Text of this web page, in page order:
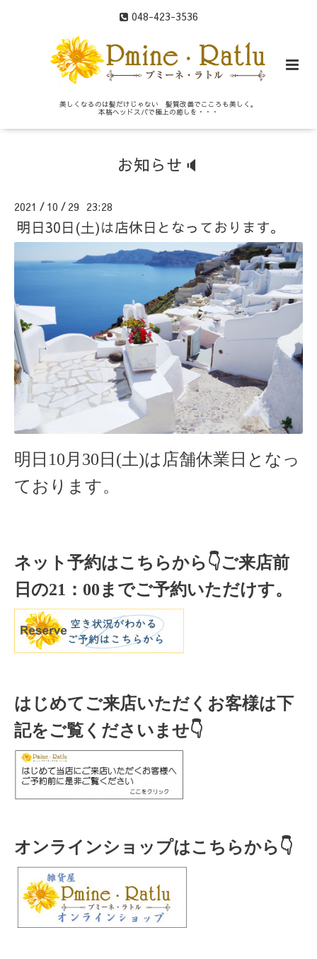
048-423-3536
美しくなるのは髪だけじゃない 髪質改善でこころも美しく。
本格ヘッドスパで極上の癒しを・・・
お知らせ🔈
2021 / 10 / 29 23:28
明日30日(土)は店休日となっております。
明日10月30日(土)は店舗休業日となっ
ております。
ネット予約はこちらから👇ご来店前
日の21 ： 00までご予約いただけす。
はじめてご来店いただくお客様は下
記をご覧くださいませ👇
オンラインショップはこちらから👇